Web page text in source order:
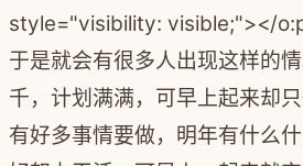
style="visibility: visible;"></
于是就会有很多人出现这样的
千，计划满满，可早上起来却
有好多事情要做，明年有什么